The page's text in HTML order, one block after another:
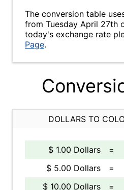
The conversion table
from Tuesday April 27th
today's exchange rate
Page.
DOLLARS TO
$ 1.00 Dollars =
$ 5.00 Dollars
=
$ 10.00 Dollars
=